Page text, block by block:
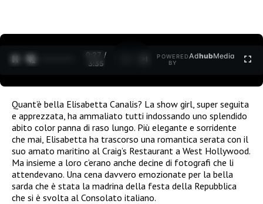
0:28 /
3:35
POWERED
BY
AdhubMedia
Quant’è bella Elisabetta Canalis? La show girl, super seguita
e apprezzata, ha ammaliato tutti indossando uno splendido
abito color panna di raso lungo. Più elegante e sorridente
che mai, Elisabetta ha trascorso una romantica serata con il
suo amato maritino al Craig’s Restaurant a West Hollywood.
Ma insieme a loro c’erano anche decine di fotografi che li
attendevano. Una cena davvero emozionate per la bella
sarda che è stata la madrina della festa della Repubblica
che si è svolta al Consolato italiano.